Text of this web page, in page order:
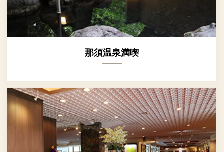
那須温泉満喫